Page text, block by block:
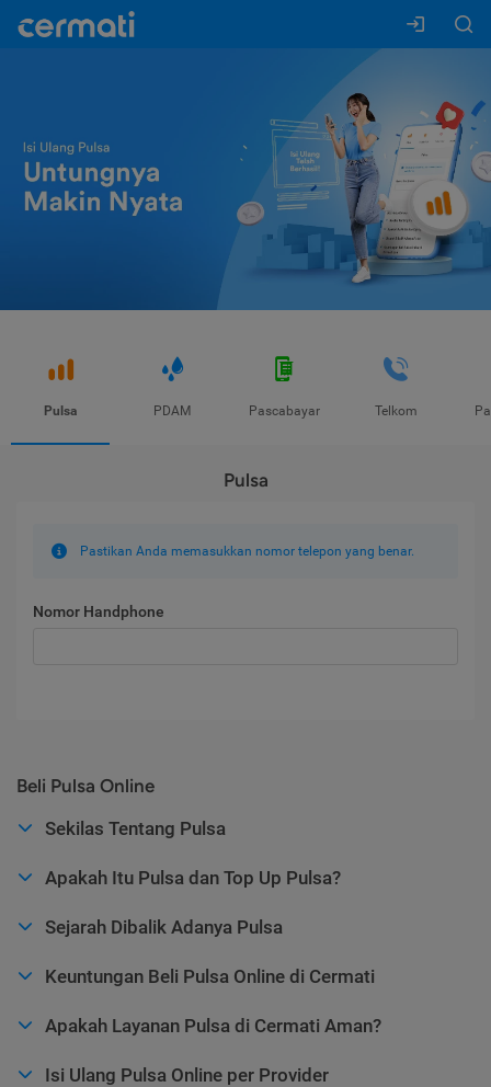
Pulsa PDAM Pascabayar Telkom
Pulsa
Pastikan Anda memasukkan nomor telepon yang benar.
Nomor Handphone
Beli Pulsa Online
Sekilas Tentang Pulsa
Apakah Itu Pulsa dan Top Up Pulsa?
Sejarah Dibalik Adanya Pulsa
Keuntungan Beli Pulsa Online di Cermati
Apakah Layanan Pulsa di Cermati Aman?
Isi Ulang Pulsa Online per Provider